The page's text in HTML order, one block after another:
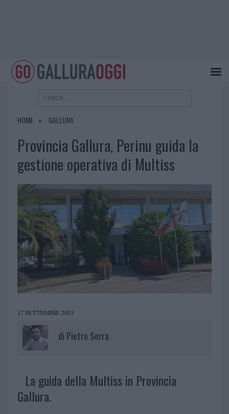
HOME GALLURA
Provincia Gallura, Perinu guida la
gestione operativa di Multiss
17 SETTEMBRE 2025
di Pietro Serra
La guida della Multiss in Provincia
Gallura.